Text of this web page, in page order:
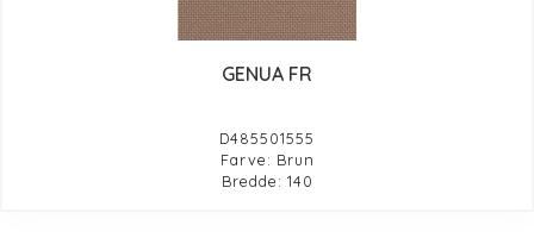
GENUA FR
D485501555
Farve: Brun
Bredde: 140